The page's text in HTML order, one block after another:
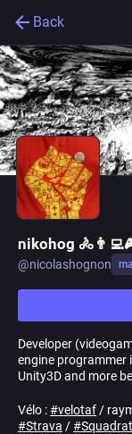
Back
nikohog
@nicolashognon
Developer
engine programmer
Unity3D and more
Vélo :#velotaf /
#Strava /#